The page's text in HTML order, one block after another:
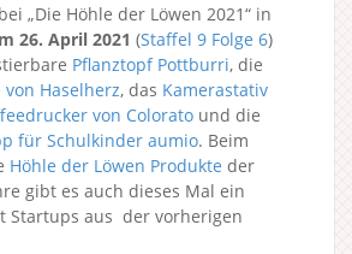
„Die Höhle der Löwen 2021“ in
26. April 2021 (Staffel 9 Folge 6)
Pflanztopf Pottburri, die
Haselherz, das Kamerastativ
von Colorato und die
für Schulkinder aumio. Beim
Höhle der Löwen Produkte der
gibt es auch dieses Mal ein
Startups aus der vorherigen